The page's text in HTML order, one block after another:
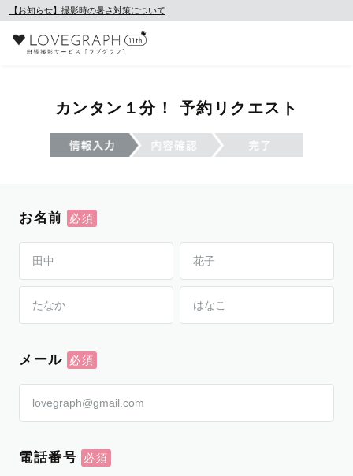
【お知らせ】撮影時の暑さ対策について
カンタン１分！ 予約リクエスト
お名前
メール
電話番号